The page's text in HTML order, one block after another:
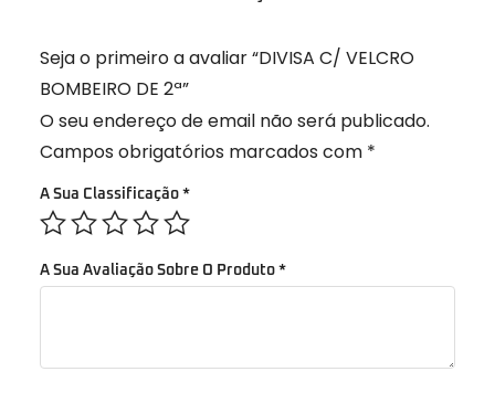
Seja o primeiro a avaliar “DIVISA C/ VELCRO
BOMBEIRO DE 2ª”
O seu endereço de email não será publicado.
Campos obrigatórios marcados com *
A Sua Classificação *
A Sua Avaliação Sobre O Produto *